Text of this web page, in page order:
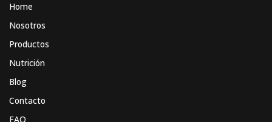
Home
Nosotros
Productos
Nutrición
Blog
Contacto
FAQ